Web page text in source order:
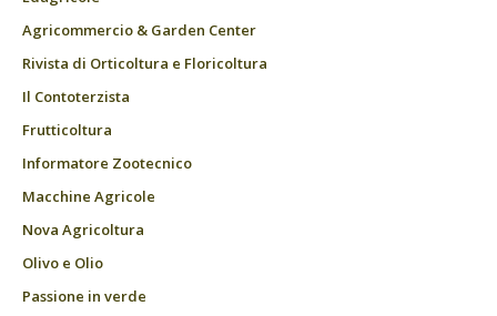
Agricommercio & Garden Center
Rivista di Orticoltura e Floricoltura
Il Contoterzista
Frutticoltura
Informatore Zootecnico
Macchine Agricole
Nova Agricoltura
Olivo e Olio
Passione in verde